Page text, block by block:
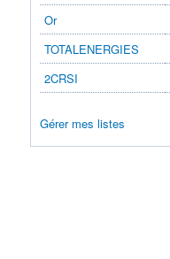
Or
TOTALENERGIES
2CRSI
Gérer mes listes